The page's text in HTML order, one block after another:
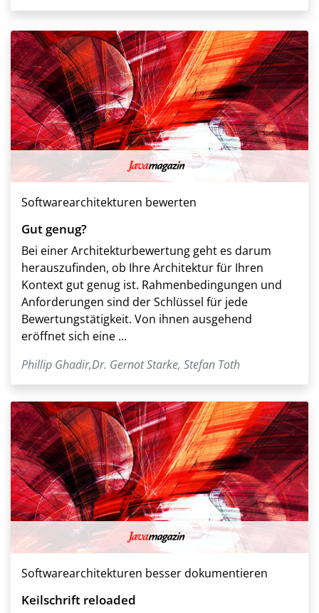
Softwarearchitekturen bewerten
Gut genug?
Bei einer Architekturbewertung geht es darum
herauszufinden, ob Ihre Architektur für Ihren
Kontext gut genug ist. Rahmenbedingungen und
Anforderungen sind der Schlüssel für jede
Bewertungstätigkeit. Von ihnen ausgehend
eröffnet sich eine ...
Phillip Ghadir,Dr. Gernot Starke, Stefan Toth
Softwarearchitekturen besser dokumentieren
Keilschrift reloaded